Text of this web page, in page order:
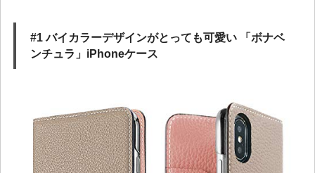
#1 バイカラーデザインがとっても可愛い 「ボナベ
ンチュラ」iPhoneケース